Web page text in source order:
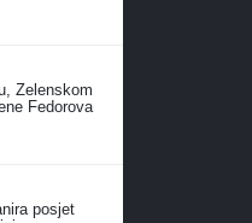
Zelenskom
Fedorova
posjet